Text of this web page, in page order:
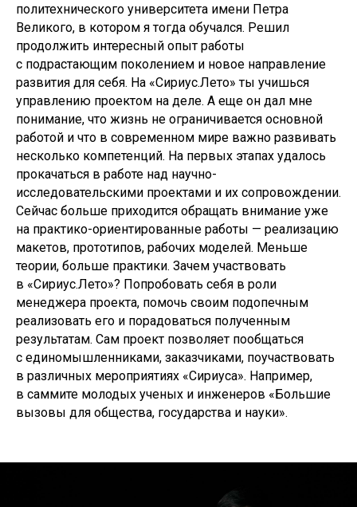
политехнического университета имени Петра
Великого, в котором я тогда обучался. Решил
продолжить интересный опыт работы
с подрастающим поколением и новое направление
развития для себя. На «Сириус.Лето» ты учишься
управлению проектом на деле. А еще он дал мне
понимание, что жизнь не ограничивается основной
работой и что в современном мире важно развивать
несколько компетенций. На первых этапах удалось
прокачаться в работе над научно-
исследовательскими проектами и их сопровождении.
Сейчас больше приходится обращать внимание уже
на практико-ориентированные работы — реализацию
макетов, прототипов, рабочих моделей. Меньше
теории, больше практики. Зачем участвовать
в «Сириус.Лето»? Попробовать себя в роли
менеджера проекта, помочь своим подопечным
реализовать его и порадоваться полученным
результатам. Сам проект позволяет пообщаться
с единомышленниками, заказчиками, поучаствовать
в различных мероприятиях «Сириуса». Например,
в саммите молодых ученых и инженеров «Большие
вызовы для общества, государства и науки».